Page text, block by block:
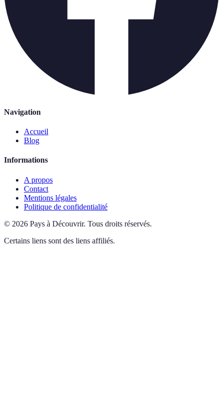
Navigation
Accueil
Blog
Informations
A propos
Contact
Mentions légales
Politique de confidentialité
© 2026 Pays à Découvrir. Tous droits réservés.
Certains liens sont des liens affiliés.